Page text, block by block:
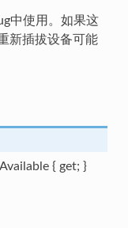
中使用。如果这
新插拔设备可能
{ get; }